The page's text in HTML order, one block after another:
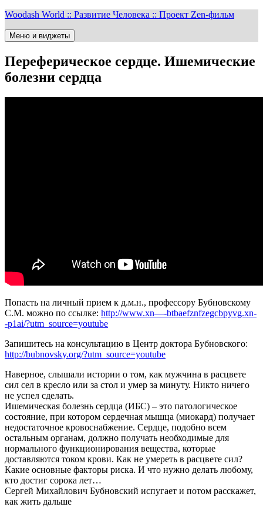
Перейти
содержимому
Woodash World :: Развитие Человека :: Проект Zen-фильм
Меню и виджеты
Переферическое сердце. Ишемические
болезни сердца
Попасть на личный прием к д.м.н., профессору Бубновскому
С.М. можно по ссылке: http://www.xn—-btbaefznfzegcbpyvg.xn-
-p1ai/?utm_source=youtube
Запишитесь на консультацию в Центр доктора Бубновского:
http://bubnovsky.org/?utm_source=youtube​
Наверное, слышали истории о том, как мужчина в расцвете
сил сел в кресло или за стол и умер за минуту. Никто ничего
не успел сделать.
Ишемическая болезнь сердца (ИБС) – это патологическое
состояние, при котором сердечная мышца (миокард) получает
недостаточное кровоснабжение. Сердце, подобно всем
остальным органам, должно получать необходимые для
нормального функционирования вещества, которые
доставляются током крови. Как не умереть в расцвете сил?
Какие основные факторы риска. И что нужно делать любому,
кто достиг сорока лет…
Сергей Михайлович Бубновский испугает и потом расскажет,
как жить дальше